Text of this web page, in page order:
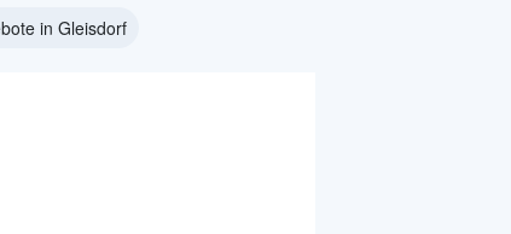
in Gleisdorf